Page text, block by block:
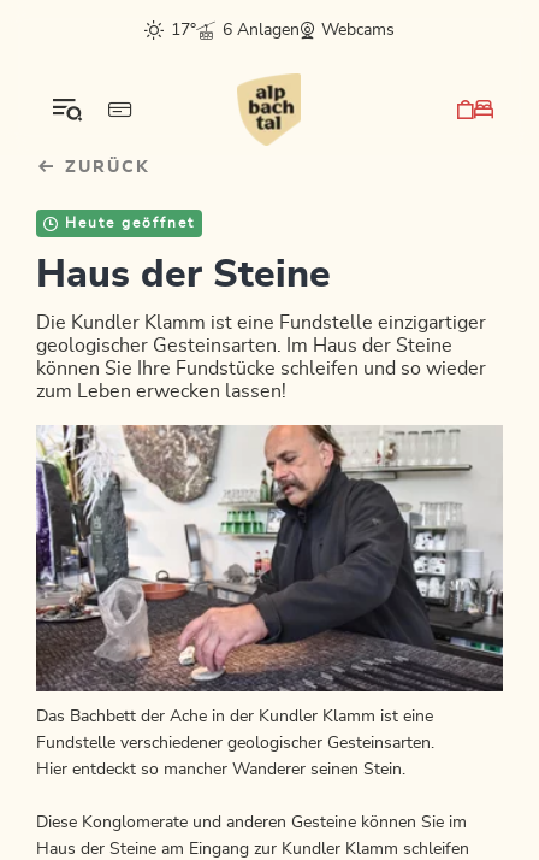
sr.skip-to.main-content
sr.skip-to.table-of-contents
sr.skip-to.main-navigation
17°
6 Anlagen Webcams
ZURÜCK
Heute geöffnet
Haus der Steine
Die Kundler Klamm ist eine Fundstelle einzigartiger
geologischer Gesteinsarten. Im Haus der Steine
können Sie Ihre Fundstücke schleifen und so wieder
zum Leben erwecken lassen!
Das Bachbett der Ache in der Kundler Klamm ist eine
Fundstelle verschiedener geologischer Gesteinsarten.
Hier entdeckt so mancher Wanderer seinen Stein.
Diese Konglomerate und anderen Gesteine können Sie im
Haus der Steine am Eingang zur Kundler Klamm schleifen